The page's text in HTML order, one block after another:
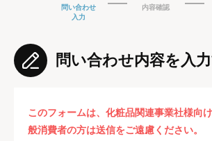
問い合わせ
入力
内容確認
問い合わせ内容を入
このフォームは、化粧品関連事業社様向
般消費者の方は送信をご遠慮ください。